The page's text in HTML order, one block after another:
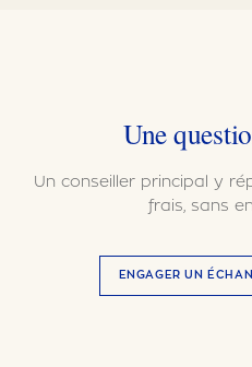
Une
Un conseiller principal y
frais, sans
ENGAGER UN